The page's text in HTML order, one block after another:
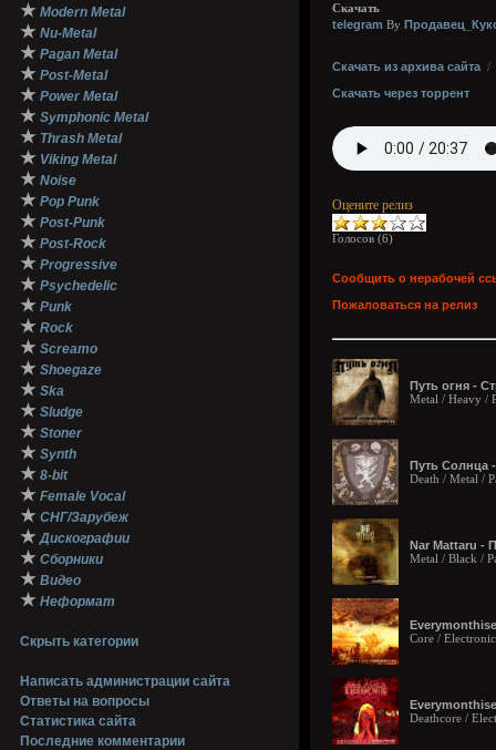
★ Modern Metal
★ Nu-Metal
★ Pagan Metal
★ Post-Metal
★ Power Metal
★ Symphonic Metal
★ Thrash Metal
★ Viking Metal
★ Noise
★ Pop Punk
★ Post-Punk
★ Post-Rock
★ Progressive
★ Psychedelic
★ Punk
★ Rock
★ Screamo
★ Shoegaze
★ Ska
★ Sludge
★ Stoner
★ Synth
★ 8-bit
★ Female Vocal
★ СНГ/Зарубеж
★ Дискографии
★ Сборники
★ Видео
★ Неформат
Скрыть категории
Написать администрации сайта
Ответы на вопросы
Статистика сайта
Последние комментарии
Скачать
telegram By
Скачать из архива сайта /
Скачать через торрент
Оцените релиз
Голосов (6)
Сообщить о нерабочей
Пожаловаться на релиз
Путь огня -
Metal / Heavy /
Путь Солнца
Death / Metal /
Nar Mattaru -
Metal / Black /
Core /
Deathcore /